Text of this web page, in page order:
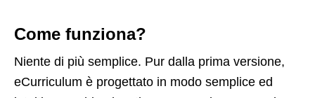
Come funziona?
Niente di più semplice. Pur dalla prima versione,
eCurriculum è progettato in modo semplice ed